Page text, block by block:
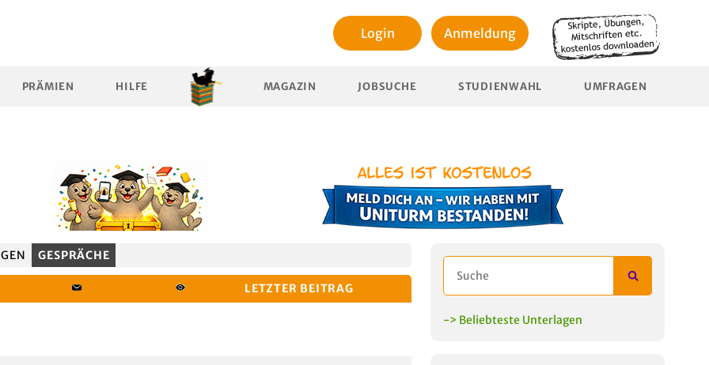
Login Anmeldung
PRÄMIEN HILFE MAGAZIN JOBSUCHE STUDIENWAHL UMFRAGEN
GESPRÄCHE
LETZTER BEITRAG
-> Beliebteste Unterlagen